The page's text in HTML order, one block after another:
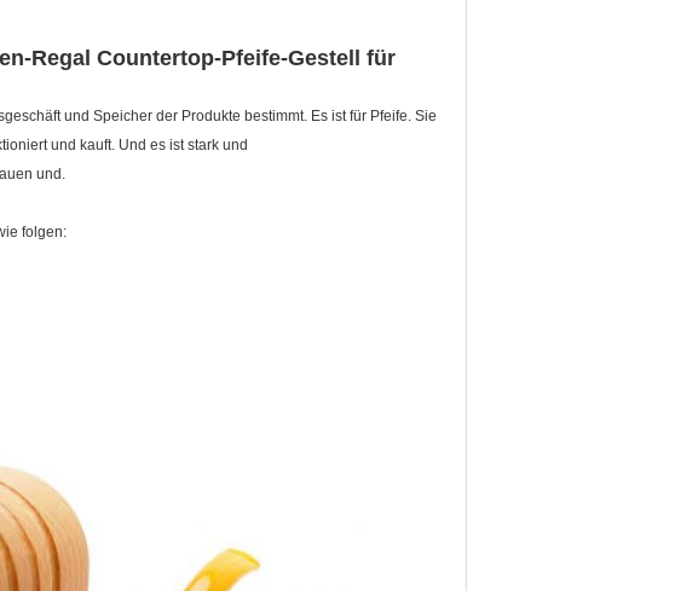
Regal Countertop-Pfeife-Gestell für
und Speicher der Produkte bestimmt. Es ist für Pfeife. Sie
und kauft. Und es ist stark und
und.
folgen: